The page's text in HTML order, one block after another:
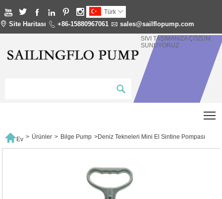
      Türk 
 Site Haritası  +86-15880967061  sales@sailflopump.com
SIVI TAŞIMANIZA ÇÖZÜM
SUNUYORUZ
Ev > Ürünler > Bilge Pump >Deniz Tekneleri Mini El Sintine Pompası